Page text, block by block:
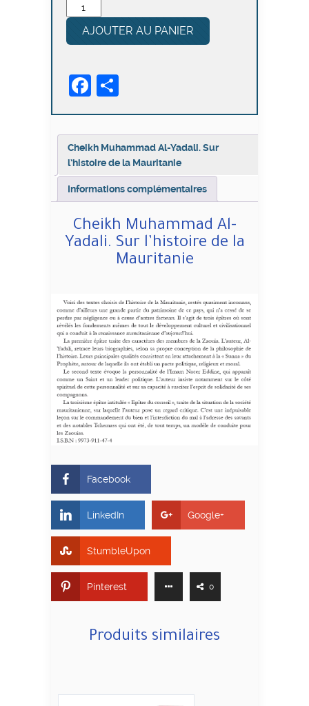
quantité
de
Cheikh
Yadali.
Sur
AJOUTER AU PANIER
Facebook
Cheikh Muhammad Al-Yadali. Sur
l’histoire de la Mauritanie
Informations complémentaires
Cheikh Muhammad Al-
Yadali. Sur l’histoire de la
Mauritanie
Facebook
LinkedIn Google+
StumbleUpon
Pinterest 0
Produits similaires